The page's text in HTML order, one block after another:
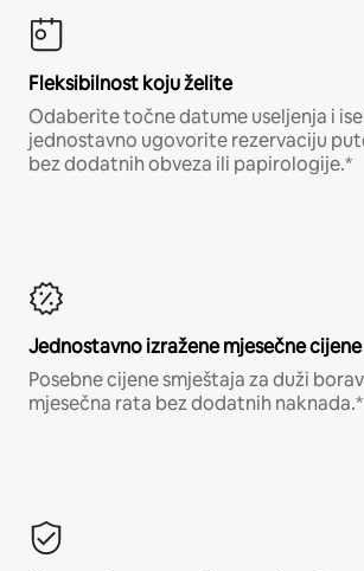
Fleksibilnost koju želite
Odaberite točne datume useljenja i
jednostavno ugovorite rezervaciju
bez dodatnih obveza ili papirologije.*
Jednostavno izražene mjesečne cijene
Posebne cijene smještaja za duži
mjesečna rata bez dodatnih naknada.*